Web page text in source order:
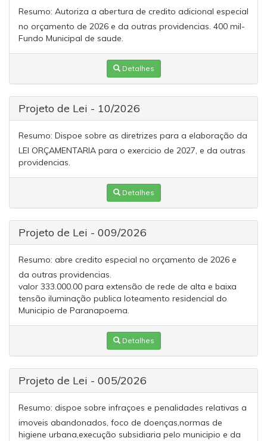
Resumo: Autoriza a abertura de credito adicional especial
no orçamento de 2026 e da outras providencias. 400 mil-
Fundo Municipal de saude.
Detalhes
Projeto de Lei - 10/2026
Resumo: Dispoe sobre as diretrizes para a elaboração da
LEI ORÇAMENTARIA para o exercicio de 2027, e da outras
providencias.
Detalhes
Projeto de Lei - 009/2026
Resumo: abre credito especial no orçamento de 2026 e
da outras providencias.
valor 333.000.00 para extensão de rede de alta e baixa
tensão iluminação publica loteamento residencial do
Municipio de Paranapoema.
Detalhes
Projeto de Lei - 005/2026
Resumo: dispoe sobre infraçoes e penalidades relativas a
imoveis abandonados, foco de doenças,normas de
higiene urbana,execução subsidiaria pelo municipio e da